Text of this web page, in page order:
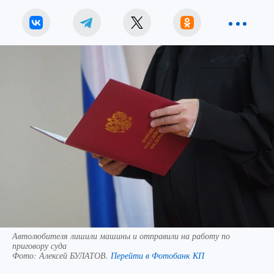
Автолюбителя лишили машины и отправили на работу по
приговору суда
Фото: Алексей БУЛАТОВ. Перейти в Фотобанк КП